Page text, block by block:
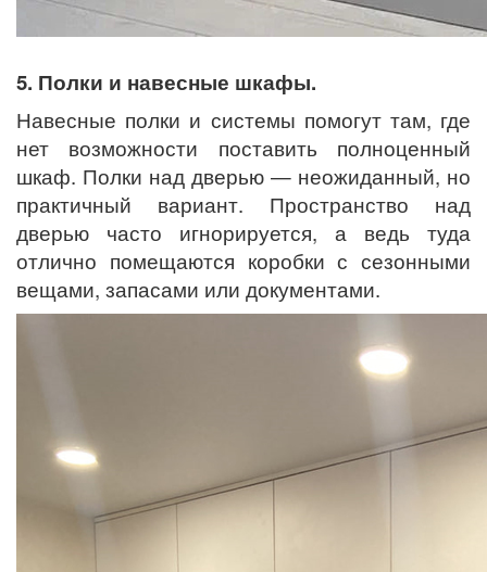
5. Полки и навесные шкафы.
Навесные полки и системы помогут там, где
нет возможности поставить полноценный
шкаф. Полки над дверью — неожиданный, но
практичный вариант. Пространство над
дверью часто игнорируется, а ведь туда
отлично помещаются коробки с сезонными
вещами, запасами или документами.